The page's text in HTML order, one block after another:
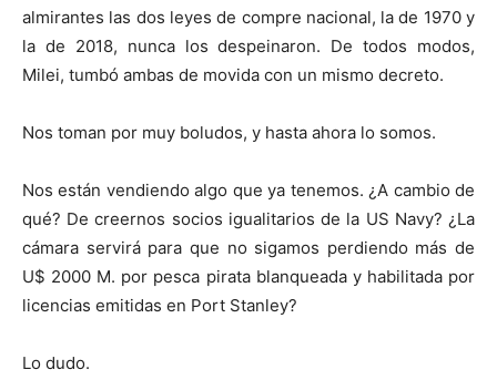
almirantes las dos leyes de compre nacional, la de 1970 y
la de 2018, nunca los despeinaron. De todos modos,
Milei, tumbó ambas de movida con un mismo decreto.
Nos toman por muy boludos, y hasta ahora lo somos.
Nos están vendiendo algo que ya tenemos. ¿A cambio de
qué? De creernos socios igualitarios de la US Navy? ¿La
cámara servirá para que no sigamos perdiendo más de
U$ 2000 M. por pesca pirata blanqueada y habilitada por
licencias emitidas en Port Stanley?
Lo dudo.